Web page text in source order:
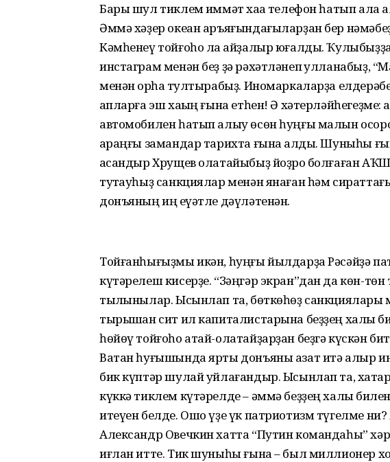
Бары шул тиклем ҡиммәт хаҡҡа телефон һатып ала
Әммә хәҙер океан аръяғындағыларҙан бер
Кәмһенеү тойғоһо ла ҡайҙалыр юғалды.
инстаграм менән беҙ ҙә рәхәтләнеп ҡулланабыҙ,
менән ҡорһаҡ тултырабыҙ. Иномаркаларҙа
ҡапларға эш хаҡың ғына етһен! Ә
автомобилен һатып алыу өсөн һуңғы малын
ҡараңғы замандар тарихта ғына ҡалды. Шуныһы
ҡасандыр Хрущев олатайыбыҙ йоҙроҡ болғаған
туҡтауһыҙ санкциялар менән янаған һәм
донъяның иң ҡеүәтле дәүләтенән.
Тойғанһығыҙмы икән, һуңғы йылдарҙа Рәсәйҙә
күтәрелеш кисерҙе. “Зәңгәр экран”дан да көн-
тылҡынылар. Ысынлап та, бөткөһөҙ санкциялары
тырышҡан сит ил капиталистарына беҙҙең халыҡ
һөйөү тойғоһо атай-олатайҙарҙан беҙгә күскән
Ватан һуғышында ярты донъяны азат итә алыр
бик күптәр шулай уйлағандыр. Ысынлап та,
күккә тиклем күтәрелде – әммә беҙҙең халыҡ
итеүен белде. Ошо үҙе үк патриотизм түгелме
Александр Овечкин хатта “Путин командаһы”
иғлан итте. Тик шуныһы ғына – был миллионер